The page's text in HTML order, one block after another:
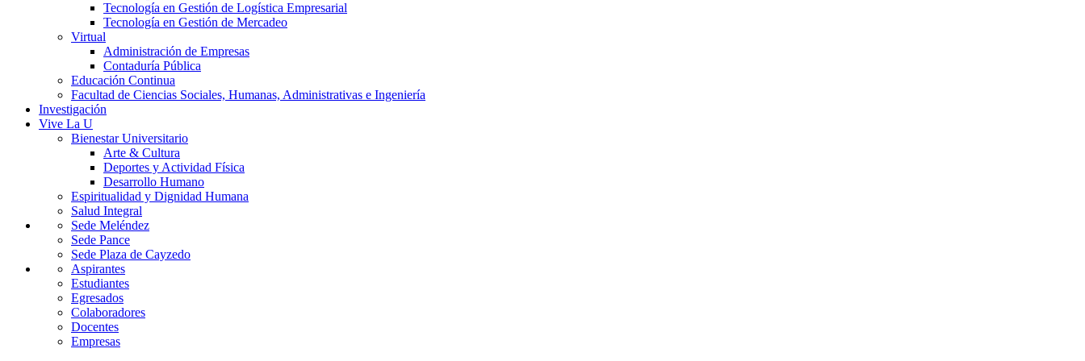
Tecnología en Gestión de Logística Empresarial
Tecnología en Gestión de Mercadeo
Virtual
Administración de Empresas
Contaduría Pública
Educación Continua
Facultad de Ciencias Sociales, Humanas, Administrativas e Ingeniería
Investigación
Vive La U
Bienestar Universitario
Arte & Cultura
Deportes y Actividad Física
Desarrollo Humano
Espiritualidad y Dignidad Humana
Salud Integral
Sede Meléndez
Sede Pance
Sede Plaza de Cayzedo
Aspirantes
Estudiantes
Egresados
Colaboradores
Docentes
Empresas